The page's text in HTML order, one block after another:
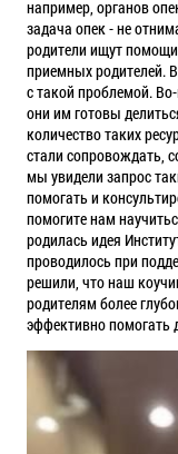
например, органов
задача опек - не
родители ищут
приемных родителей.
с такой проблемой.
они им готовы
количество таких
стали сопровождать,
мы увидели запрос
помогать и
помогите нам
родилась идея
проводилось при
решили, что наш
родителям более
эффективно помогать